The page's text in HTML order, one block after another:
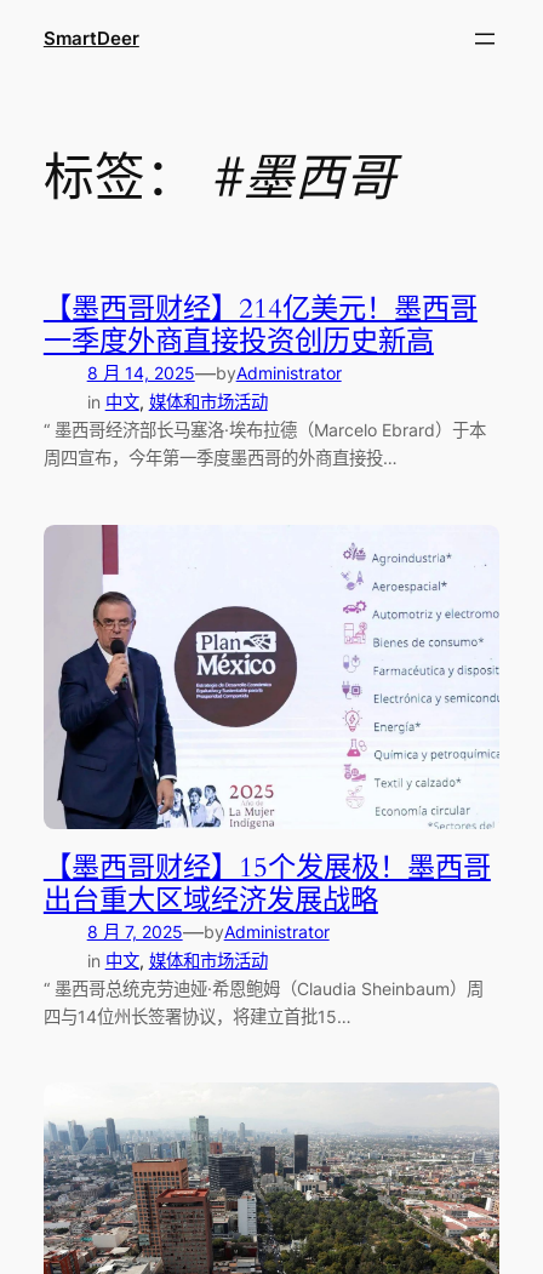
SmartDeer
标签： #墨西哥
【墨西哥财经】214亿美元！墨西哥
一季度外商直接投资创历史新高
8 月 14, 2025—byAdministrator
in 中文, 媒体和市场活动
“ 墨西哥经济部长马塞洛·埃布拉德（Marcelo Ebrard）于本
周四宣布，今年第一季度墨西哥的外商直接投…
【墨西哥财经】15个发展极！墨西哥
出台重大区域经济发展战略
8 月 7, 2025—byAdministrator
in 中文, 媒体和市场活动
“ 墨西哥总统克劳迪娅·希恩鲍姆（Claudia Sheinbaum）周
四与14位州长签署协议，将建立首批15…